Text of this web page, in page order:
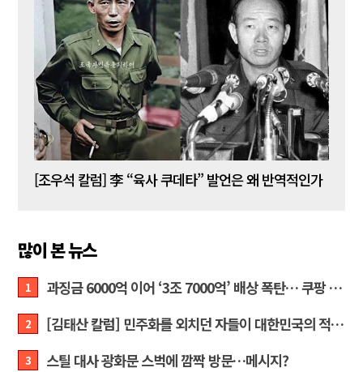
[조우석 칼럼] 李 “육사 쿠데타” 발언은 왜 반역적인가
많이 본 뉴스
1 과징금 6000억 이어 ‘3조 7000억’ 배상 폭탄… 쿠팡 때리기에 한미 통상 ‘초비상’
2 [김태산 칼럼] 민주화를 외치던 자들이 대한민국의 적이고 간첩이었다
3 스틸 대사 광화문 스벅에 깜짝 방문…메시지?